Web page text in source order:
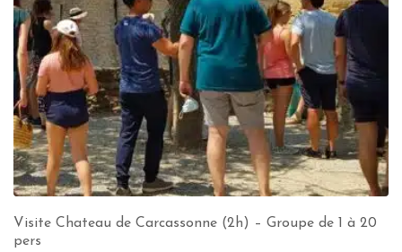
Visite Chateau de Carcassonne (2h) – Groupe de 1 à 20
pers